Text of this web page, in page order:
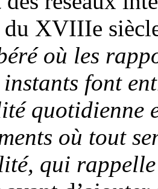
du XVIIIe
où les
font
quotidienne
où tout
qui